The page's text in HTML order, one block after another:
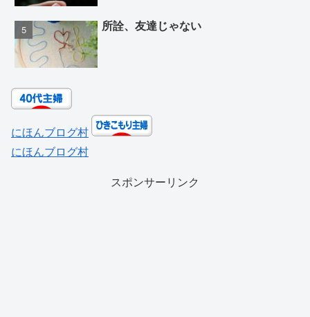
所詮、友達じゃない
にほんブログ村
にほんブログ村
スポンサーリンク